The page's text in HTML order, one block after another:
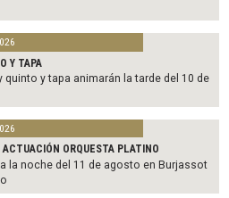
Y TAPA
quinto y tapa animarán la tarde del 10 de
ORQUESTA PLATINO
la noche del 11 de agosto en Burjassot